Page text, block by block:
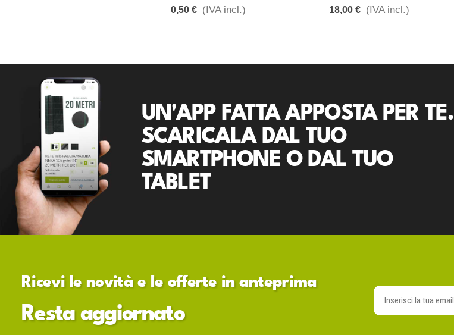
0,50 € (IVA incl.) 18,00 € (IVA incl.)
UN'APP FATTA APPOSTA PER TE.
SCARICALA DAL TUO
SMARTPHONE O DAL TUO
TABLET
Ricevi le novità e le offerte in anteprima
Resta aggiornato